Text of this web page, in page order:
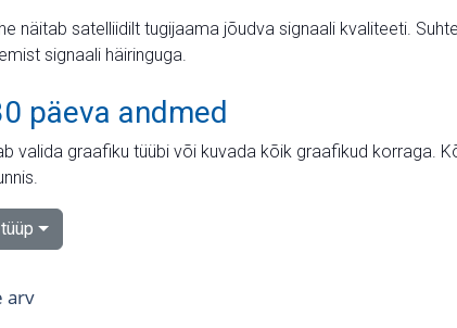
näitab satelliidilt tugijaama jõudva signaali kvaliteeti.
signaali häiringuga.
päeva andmed
valida graafiku tüübi või kuvada kõik graafikud korraga.
arv